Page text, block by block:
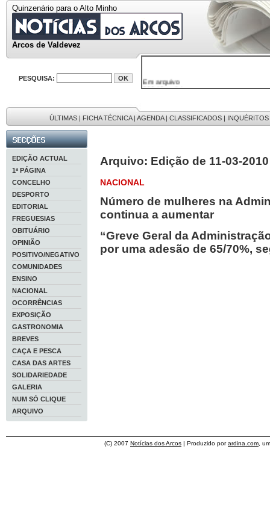
Quinzenário para o Alto Minho
Arcos de Valdevez
PESQUISA: Em arquivo
32646 notícias
9886 mensagens
201 registos
ÚLTIMAS | FICHA TÉCNICA| AGENDA| CLASSIFICADOS | INQUÉRITOS
EDIÇÃO ACTUAL
1ª PÁGINA
CONCELHO
DESPORTO
EDITORIAL
FREGUESIAS
OBITUÁRIO
OPINIÃO
POSITIVO/NEGATIVO
COMUNIDADES
ENSINO
NACIONAL
OCORRÊNCIAS
EXPOSIÇÃO
GASTRONOMIA
BREVES
CAÇA E PESCA
CASA DAS ARTES
SOLIDARIEDADE
GALERIA
NUM SÓ CLIQUE
ARQUIVO
Arquivo: Edição de 11-03-2010
NACIONAL
Número de mulheres na
continua a aumentar
“Greve Geral da
por uma adesão de 65/70%,
(C) 2007 Notícias dos Arcos | Produzido porardina.com ,